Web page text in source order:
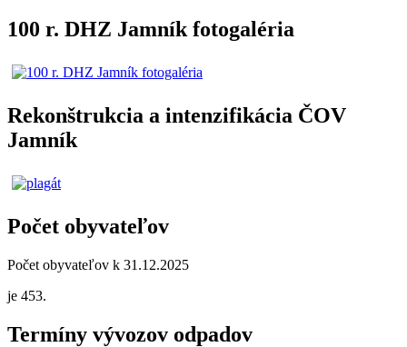
100 r. DHZ Jamník fotogaléria
Rekonštrukcia a intenzifikácia ČOV
Jamník
Počet obyvateľov
Počet obyvateľov k 31.12.2025
je 453.
Termíny vývozov odpadov